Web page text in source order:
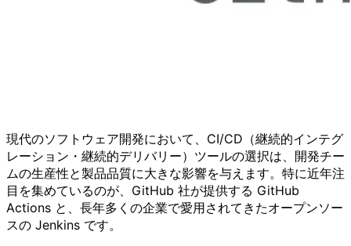
現代のソフトウェア開発において、CI/CD（継続的インテグ
レーション・継続的デリバリー）ツールの選択は、開発チー
ムの生産性と製品品質に大きな影響を与えます。特に近年注
目を集めているのが、GitHub 社が提供する GitHub
Actions と、長年多くの企業で愛用されてきたオープンソー
スの Jenkins です。